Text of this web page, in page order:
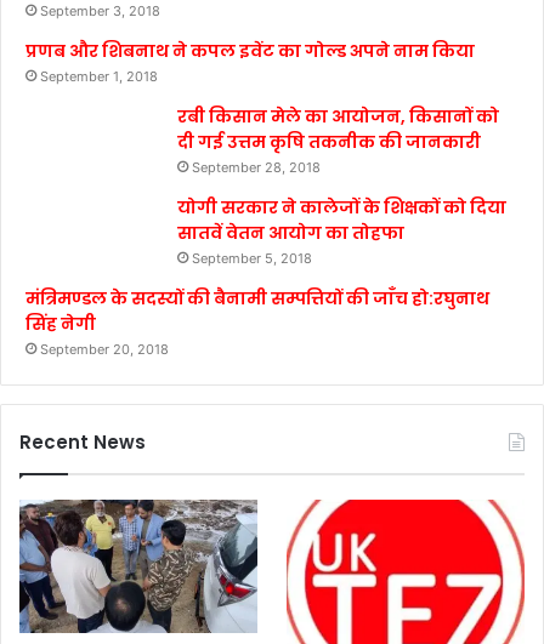
September 3, 2018
प्रणब और शिबनाथ ने कपल इवेंट का गोल्ड अपने नाम किया
September 1, 2018
रबी किसान मेले का आयोजन, किसानों को
दी गई उत्तम कृषि तकनीक की जानकारी
September 28, 2018
योगी सरकार ने कालेजों के शिक्षकों को दिया
सातवें वेतन आयोग का तोहफा
September 5, 2018
मंत्रिमण्डल के सदस्यों की बैनामी सम्पत्तियों की जाँच हो:रघुनाथ
सिंह नेगी
September 20, 2018
Recent News